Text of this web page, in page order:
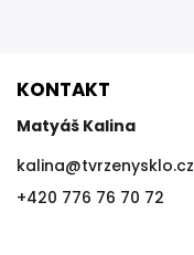
KONTAKT
Matyáš Kalina
kalina@tvrzenysklo.cz
+420 776 76 70 72